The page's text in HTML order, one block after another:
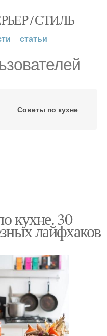
/ СТИЛЬ
статьи
Советы по кухне
кухне. 30
лайфхаков